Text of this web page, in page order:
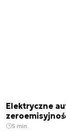
Elektryczne
5 min.